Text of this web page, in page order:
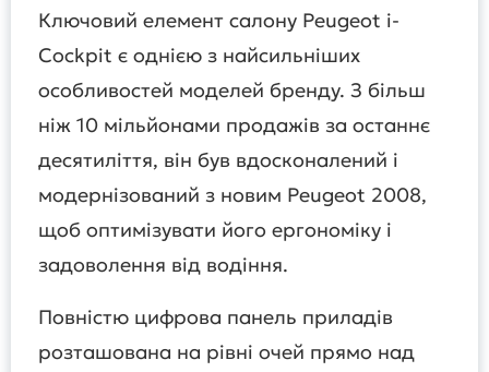
Ключовий елемент салону Peugeot i-
Cockpit є однією з найсильніших
особливостей моделей бренду. З більш
ніж 10 мільйонами продажів за останнє
десятиліття, він був вдосконалений і
модернізований з новим Peugeot 2008,
щоб оптимізувати його ергономіку і
задоволення від водіння.
Повністю цифрова панель приладів
розташована на рівні очей прямо над